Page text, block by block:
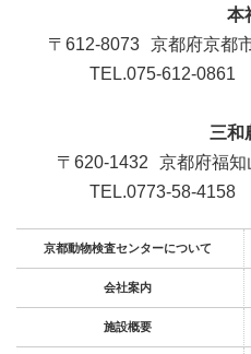
本
〒612-8073
京都府京都
TEL.075-612-0861
三和
〒620-1432
京都府福
TEL.0773-58-4158
京都動物検査センターについて
会社案内
施設概要